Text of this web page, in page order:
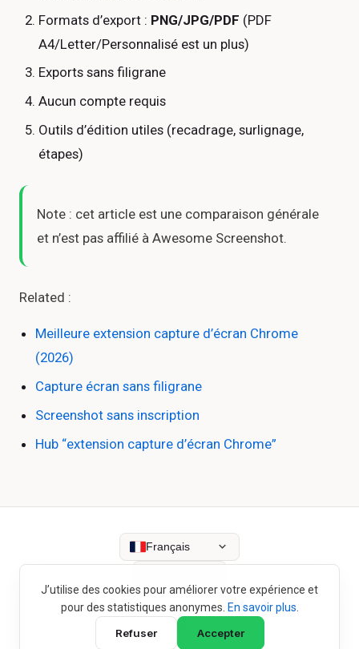
Formats d’export : PNG/JPG/PDF (PDF
A4/Letter/Personnalisé est un plus)
Exports sans filigrane
Aucun compte requis
Outils d’édition utiles (recadrage, surlignage,
étapes)
Note : cet article est une comparaison générale
et n’est pas affilié à Awesome Screenshot.
Related :
Meilleure extension capture d’écran Chrome
(2026)
Capture écran sans filigrane
Screenshot sans inscription
Hub “extension capture d’écran Chrome”
Français
BlogHistoire de créationConfidentialitéCookies
J’utilise des cookies pour améliorer votre expérience et
pour des statistiques anonymes. En savoir plus
Refuser
Accepter